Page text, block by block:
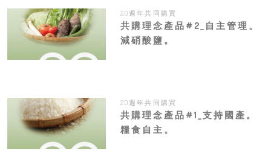
20週年共同購買
共購理念產品#2_自主管理。
減硝酸鹽。
20週年共同購買
共購理念產品#1_支持國產。
糧食自主。